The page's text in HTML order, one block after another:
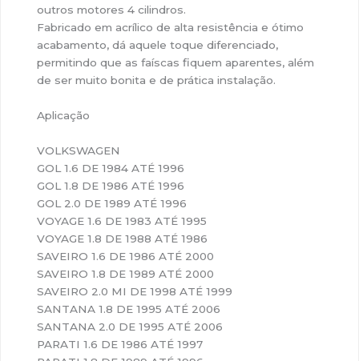
outros motores 4 cilindros.
Fabricado em acrílico de alta resistência e ótimo
acabamento, dá aquele toque diferenciado,
permitindo que as faíscas fiquem aparentes, além
de ser muito bonita e de prática instalação.
Aplicação
VOLKSWAGEN
GOL 1.6 DE 1984 ATÉ 1996
GOL 1.8 DE 1986 ATÉ 1996
GOL 2.0 DE 1989 ATÉ 1996
VOYAGE 1.6 DE 1983 ATÉ 1995
VOYAGE 1.8 DE 1988 ATÉ 1986
SAVEIRO 1.6 DE 1986 ATÉ 2000
SAVEIRO 1.8 DE 1989 ATÉ 2000
SAVEIRO 2.0 MI DE 1998 ATÉ 1999
SANTANA 1.8 DE 1995 ATÉ 2006
SANTANA 2.0 DE 1995 ATÉ 2006
PARATI 1.6 DE 1986 ATÉ 1997